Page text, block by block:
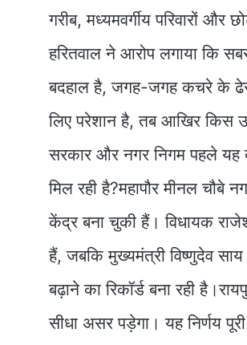
गरीब, मध्यमवर्गीय परिवारों और
हरितवाल ने आरोप लगाया कि
बदहाल है, जगह-जगह कचरे के
लिए परेशान है, तब आखिर किस
सरकार और नगर निगम पहले यह
मिल रही है?महापौर मीनल चौबे
केंद्र बना चुकी हैं। विधायक
हैं, जबकि मुख्यमंत्री विष्णुदेव
बढ़ाने का रिकॉर्ड बना रही
सीधा असर पड़ेगा। यह निर्णय